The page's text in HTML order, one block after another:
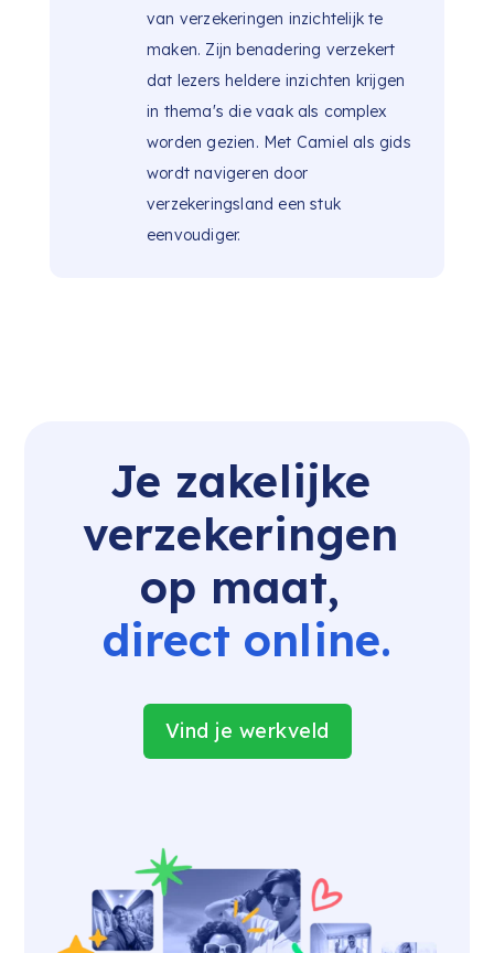
van verzekeringen inzichtelijk te
maken. Zijn benadering verzekert
dat lezers heldere inzichten krijgen
in thema's die vaak als complex
worden gezien. Met Camiel als gids
wordt navigeren door
verzekeringsland een stuk
eenvoudiger.
Je zakelijke
verzekeringen
op maat,
direct online.
Vind je werkveld